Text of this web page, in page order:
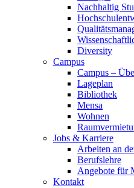
Nachhaltig
Diversity
Campus
Campus –
Lageplan
Bibliothek
Mensa
Wohnen
Jobs & Karriere
Arbeiten an
Berufslehre
Angebote für
Kontakt